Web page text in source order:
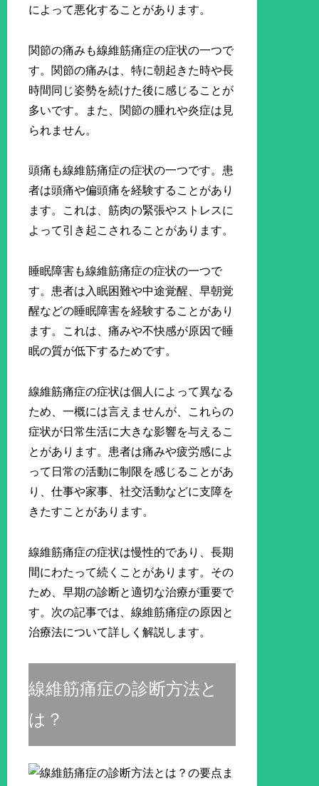
によって悪化することがあります。
関節の痛みも線維筋痛症の症状の一つで
す。関節の痛みは、特に朝起きた時や長
時間同じ姿勢を続けた後に感じることが
多いです。また、関節の腫れや炎症は見
られません。
頭痛も線維筋痛症の症状の一つです。患
者は頭痛や偏頭痛を経験することがあり
ます。これは、筋肉の緊張やストレスに
よって引き起こされることがあります。
睡眠障害も線維筋痛症の症状の一つで
す。患者は入眠困難や中途覚醒、早朝覚
醒などの睡眠障害を経験することがあり
ます。これは、痛みや不快感が原因で睡
眠の質が低下するためです。
線維筋痛症の症状は個人によって異なる
ため、一概には言えませんが、これらの
症状が日常生活に大きな影響を与えるこ
とがあります。患者は痛みや疲労感によ
って日常の活動に制限を感じることがあ
り、仕事や家事、社交活動などに支障を
きたすことがあります。
線維筋痛症の症状は慢性的であり、長期
間にわたって続くことがあります。その
ため、早期の診断と適切な治療が重要で
す。次の記事では、線維筋痛症の原因と
治療法について詳しく解説します。
線維筋痛症の診断方法と
は？